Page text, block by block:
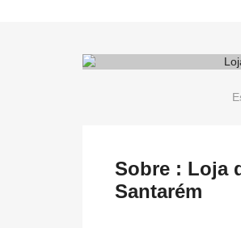
Sobre : Loja
Santarém